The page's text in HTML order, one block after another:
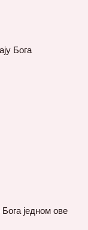
Бога
једном ове